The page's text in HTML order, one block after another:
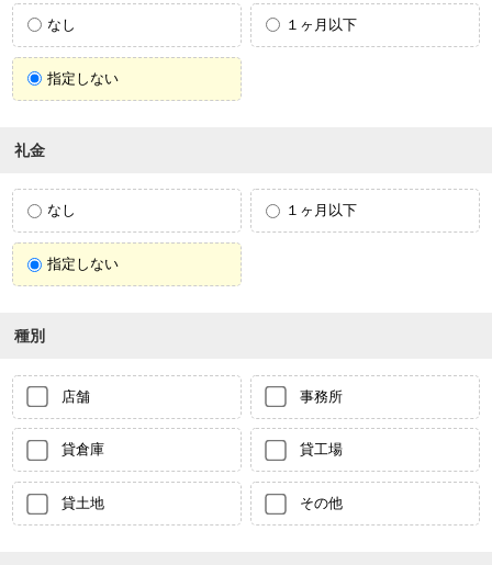
なし １ヶ月以下
指定しない
礼金
なし １ヶ月以下
指定しない
種別
店舗 事務所
貸倉庫 貸工場
貸土地 その他